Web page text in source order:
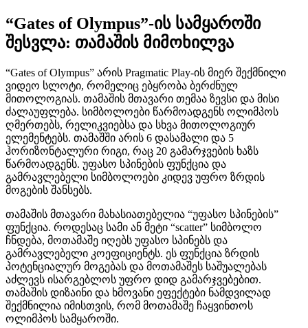
“Gates of Olympus”-ის სამყაროში
შესვლა: თამაშის მიმოხილვა
“Gates of Olympus” არის Pragmatic Play-ის მიერ შექმნილი
ვიდეო სლოტი, რომელიც ებყრობა ბერძნულ
მითოლოგიას. თამაშის მთავარი თემაა ზევსი და მისი
ძალაუფლება. სიმბოლოები წარმოადგენს ოლიმპოს
ღმერთებს, რელიკვიებსა და სხვა მითოლოგიურ
ელემენტებს. თამაშში არის 6 დასამალი და 5
ჰორიზონტალური რიგი, რაც 20 გამარჯვების ხაზს
წარმოადგენს. უფასო სპინების ფუნქცია და
გამრავლებელი სიმბოლოები კიდევ უფრო ზრდის
მოგების შანსებს.
თამაშის მთავარი მახასიათებელია “უფასო სპინების”
ფუნქცია. როდესაც სამი ან მეტი “scatter” სიმბოლო
ჩნდება, მოთამაშე იღებს უფასო სპინებს და
გამრავლებელი კოეფიციენტს. ეს ფუნქცია ზრდის
პოტენციალურ მოგებას და მოთამაშეს საშუალებას
აძლევს ისარგებლოს უფრო დიდ გამარჯვებებით.
თამაშის დიზაინი და ხმოვანი ეფექტები ნამდვილად
შექმნილია იმისთვის, რომ მოთამაშე ჩაყვინთოს
ოლიმპოს სამყაროში.